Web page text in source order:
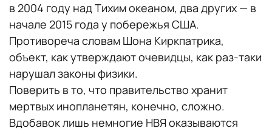
в 2004 году над Тихим океаном, два других — в
начале 2015 года у побережья США.
Противореча словам Шона Киркпатрика,
объект, как утверждают очевидцы, как раз-таки
нарушал законы физики.
Поверить в то, что правительство хранит
мертвых инопланетян, конечно, сложно.
Вдобавок лишь немногие НВЯ оказываются